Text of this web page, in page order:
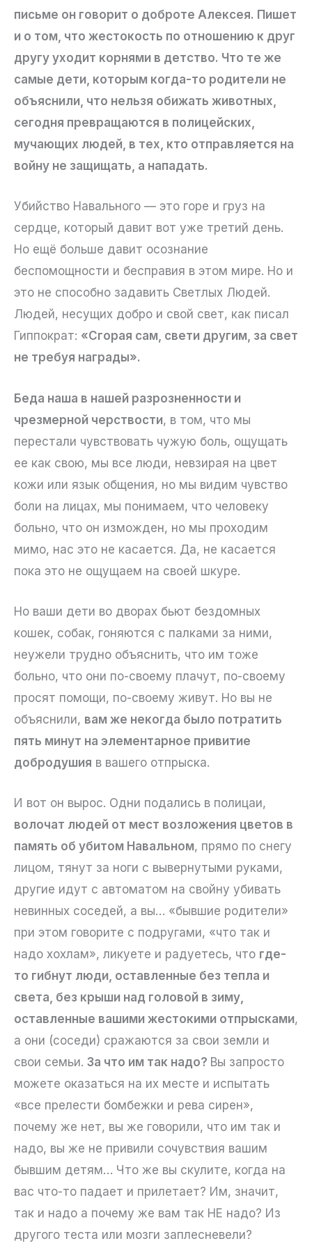
письме он говорит о доброте Алексея. Пишет
и о том, что жестокость по отношению к друг
другу уходит корнями в детство. Что те же
самые дети, которым когда-то родители не
объяснили, что нельзя обижать животных,
сегодня превращаются в полицейских,
мучающих людей, в тех, кто отправляется на
войну не защищать, а нападать.
Убийство Навального — это горе и груз на
сердце, который давит вот уже третий день.
Но ещё больше давит осознание
беспомощности и бесправия в этом мире. Но и
это не способно задавить Светлых Людей.
Людей, несущих добро и свой свет, как писал
Гиппократ: «Сгорая сам, свети другим, за свет
не требуя награды».
Беда наша в нашей разрозненности и
чрезмерной черствости, в том, что мы
перестали чувствовать чужую боль, ощущать
ее как свою, мы все люди, невзирая на цвет
кожи или язык общения, но мы видим чувство
боли на лицах, мы понимаем, что человеку
больно, что он изможден, но мы проходим
мимо, нас это не касается. Да, не касается
пока это не ощущаем на своей шкуре.
Но ваши дети во дворах бьют бездомных
кошек, собак, гоняются с палками за ними,
неужели трудно объяснить, что им тоже
больно, что они по-своему плачут, по-своему
просят помощи, по-своему живут. Но вы не
объяснили, вам же некогда было потратить
пять минут на элементарное привитие
добродушия в вашего отпрыска.
И вот он вырос. Одни подались в полицаи,
волочат людей от мест возложения цветов в
память об убитом Навальном, прямо по снегу
лицом, тянут за ноги с вывернутыми руками,
другие идут с автоматом на свойну убивать
невинных соседей, а вы… «бывшие родители»
при этом говорите с подругами, «что так и
надо хохлам», ликуете и радуетесь, что где-
то гибнут люди, оставленные без тепла и
света, без крыши над головой в зиму,
оставленные вашими жестокими отпрысками,
а они (соседи) сражаются за свои земли и
свои семьи. За что им так надо? Вы запросто
можете оказаться на их месте и испытать
«все прелести бомбежки и рева сирен»,
почему же нет, вы же говорили, что им так и
надо, вы же не привили сочувствия вашим
бывшим детям… Что же вы скулите, когда на
вас что-то падает и прилетает? Им, значит,
так и надо а почему же вам так НЕ надо? Из
другого теста или мозги заплесневели?